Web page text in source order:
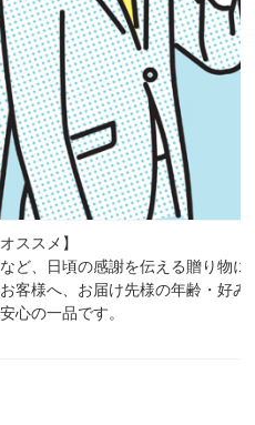
ススメ】
ど、日頃の感謝を伝える贈り物に
客様へ、お届け先様の年齢・好み
心の一品です。